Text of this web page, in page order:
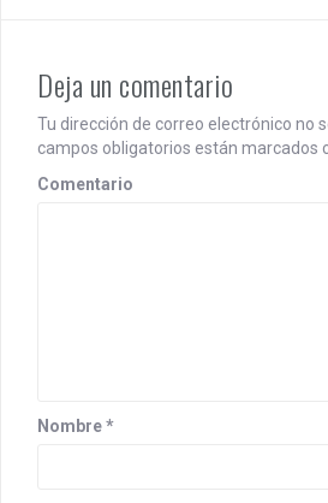
a
v
i
g
n
Deja un comentario
Tu dirección de correo electrónico no
campos obligatorios están marcados
Comentario
Nombre*